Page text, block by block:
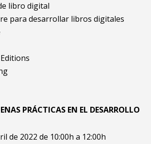
libro digital
para desarrollar libros digitales
PRÁCTICAS EN EL DESARROLLO
de 2022 de 10:00h a 12:00h